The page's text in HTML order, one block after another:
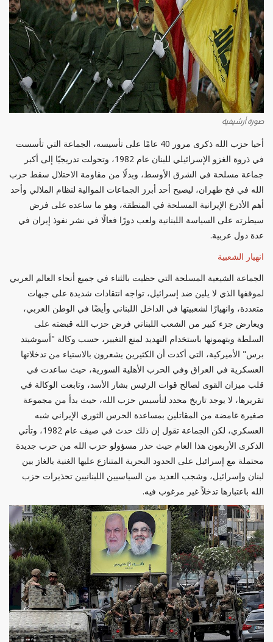
صورة أرشيفية
أحيا حزب الله ذكرى مرور 40 عامًا على تأسيسه، الجماعة التي تأسست
في ذروة الغزو الإسرائيلي للبنان عام 1982، وتحولت تدريجيًا إلى أكبر
جماعة مسلحة في الشرق الأوسط، وبدلًا من مقاومة الاحتلال سقط حزب
الله في فخ طهران، ليصبح أحد أبرز الجماعات الموالية لنظام الملالي وأحد
أهم الأذرع الإيرانية المسلحة في المنطقة، وهو ما ساعده على فرض
سيطرته على السياسة اللبنانية ولعب دورًا فعالًا في نشر نفوذ إيران في
عدة دول عربية.
انهيار الشعبية
الجماعة الشيعية المسلحة التي حظيت بالثناء في جميع أنحاء العالم العربي
لموقفها الذي لا يلين ضد إسرائيل، تواجه انتقادات شديدة على جبهات
متعددة، وانهيارًا لشعبيتها في الداخل اللبناني وأيضًا في الوطن العربي،
ويعارض جزء كبير من الشعب اللبناني فرض حزب الله قبضته على
السلطة ويتهمونها باستخدام التهديد لمنع التغيير، حسب وكالة "أسوشيتد
برس" الأميركية، التي أكدت أن الكثيرين يشعرون بالاستياء من تدخلاتها
العسكرية في العراق وفي الحرب الأهلية السورية، حيث ساعدت في
قلب ميزان القوى لصالح قوات الرئيس بشار الأسد، وتابعت الوكالة في
تقريرها، لا يوجد تاريخ محدد لتأسيس حزب الله، حيث بدأ من مجموعة
صغيرة غامضة من المقاتلين بمساعدة الحرس الثوري الإيراني شبه
العسكري، لكن الجماعة تقول إن ذلك حدث في صيف عام 1982، وتأتي
الذكرى الأربعون هذا العام حيث حذر مسؤولو حزب الله من حرب جديدة
محتملة مع إسرائيل على الحدود البحرية المتنازع عليها الغنية بالغاز بين
لبنان وإسرائيل، وشجب العديد من السياسيين اللبنانيين تحذيرات حزب
الله باعتبارها تدخلاً غير مرغوب فيه.